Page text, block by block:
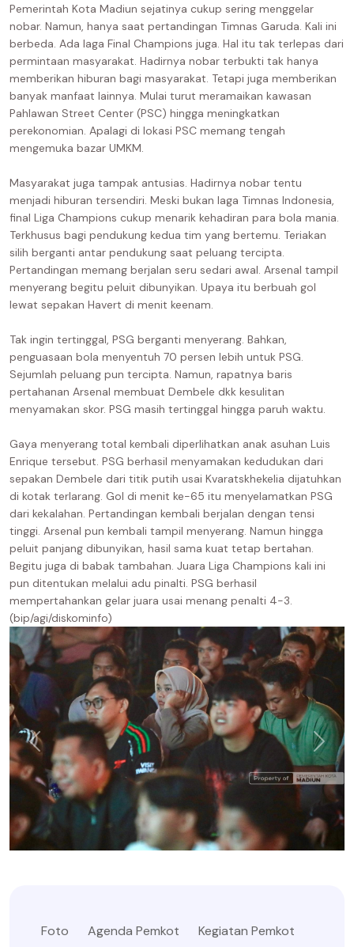
Pemerintah Kota Madiun sejatinya cukup sering menggelar
nobar. Namun, hanya saat pertandingan Timnas Garuda. Kali ini
berbeda. Ada laga Final Champions juga. Hal itu tak terlepas dari
permintaan masyarakat. Hadirnya nobar terbukti tak hanya
memberikan hiburan bagi masyarakat. Tetapi juga memberikan
banyak manfaat lainnya. Mulai turut meramaikan kawasan
Pahlawan Street Center (PSC) hingga meningkatkan
perekonomian. Apalagi di lokasi PSC memang tengah
mengemuka bazar UMKM.
Masyarakat juga tampak antusias. Hadirnya nobar tentu
menjadi hiburan tersendiri. Meski bukan laga Timnas Indonesia,
final Liga Champions cukup menarik kehadiran para bola mania.
Terkhusus bagi pendukung kedua tim yang bertemu. Teriakan
silih berganti antar pendukung saat peluang tercipta.
Pertandingan memang berjalan seru sedari awal. Arsenal tampil
menyerang begitu peluit dibunyikan. Upaya itu berbuah gol
lewat sepakan Havert di menit keenam.
Tak ingin tertinggal, PSG berganti menyerang. Bahkan,
penguasaan bola menyentuh 70 persen lebih untuk PSG.
Sejumlah peluang pun tercipta. Namun, rapatnya baris
pertahanan Arsenal membuat Dembele dkk kesulitan
menyamakan skor. PSG masih tertinggal hingga paruh waktu.
Gaya menyerang total kembali diperlihatkan anak asuhan Luis
Enrique tersebut. PSG berhasil menyamakan kedudukan dari
sepakan Dembele dari titik putih usai Kvaratskhekelia dijatuhkan
di kotak terlarang. Gol di menit ke-65 itu menyelamatkan PSG
dari kekalahan. Pertandingan kembali berjalan dengan tensi
tinggi. Arsenal pun kembali tampil menyerang. Namun hingga
peluit panjang dibunyikan, hasil sama kuat tetap bertahan.
Begitu juga di babak tambahan. Juara Liga Champions kali ini
pun ditentukan melalui adu pinalti. PSG berhasil
mempertahankan gelar juara usai menang penalti 4-3.
(bip/agi/diskominfo)
Foto Agenda Pemkot Kegiatan Pemkot